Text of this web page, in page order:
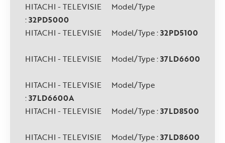
HITACHI - TELEVISIE Model/Type
:32PD5000
HITACHI - TELEVISIE Model/Type :32PD5100
HITACHI - TELEVISIE Model/Type :37LD6600
HITACHI - TELEVISIE Model/Type
:37LD6600A
HITACHI - TELEVISIE Model/Type :37LD8500
HITACHI - TELEVISIE Model/Type :37LD8600